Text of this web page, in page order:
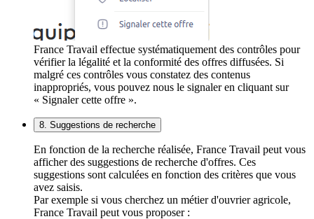
France Travail effectue systématiquement des contrôles pour
vérifier la légalité et la conformité des offres diffusées. Si
malgré ces contrôles vous constatez des contenus
inappropriés, vous pouvez nous le signaler en cliquant sur
« Signaler cette offre ».
8. Suggestions de recherche
En fonction de la recherche réalisée, France Travail peut vous
afficher des suggestions de recherche d'offres. Ces
suggestions sont calculées en fonction des critères que vous
avez saisis.
Par exemple si vous cherchez un métier d'ouvrier agricole,
France Travail peut vous proposer :